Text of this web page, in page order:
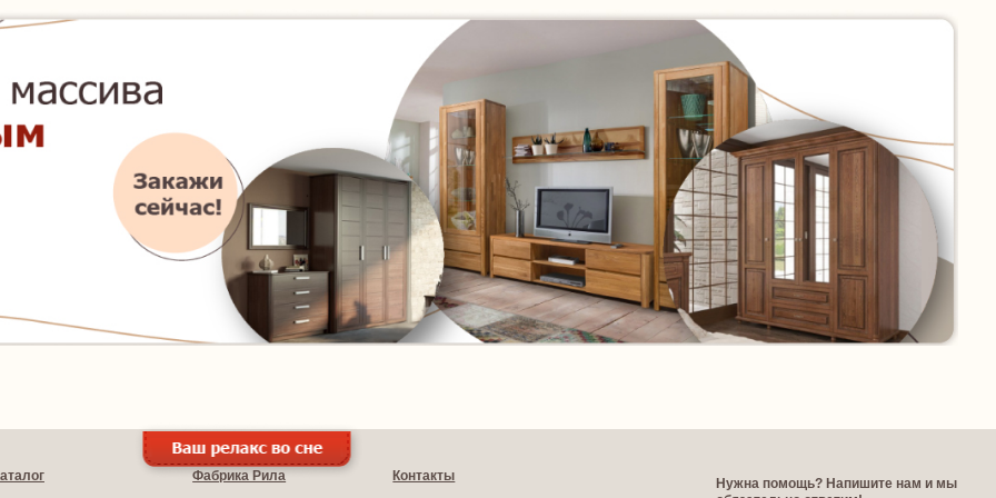
Фабрика Рила Контакты
Нужна помощь? Напишите нам и мы